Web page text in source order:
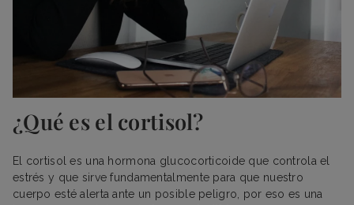
¿Qué es el cortisol?
El cortisol es una hormona glucocorticoide que controla el
estrés y que sirve fundamentalmente para que nuestro
cuerpo esté alerta ante un posible peligro, por eso es una